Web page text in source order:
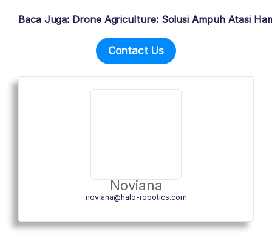
Baca Juga: Drone Agriculture: Solusi Ampuh Atasi
Contact Us
Noviana
noviana@halo-robotics.com